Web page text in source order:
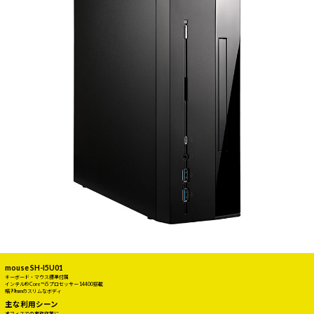
mouse SH-I5U01
キーボード・マウス標準付属
インテル® Core™ i5 プロセッサー 14400搭載
幅99mmのスリムなボディ
主な利用シーン